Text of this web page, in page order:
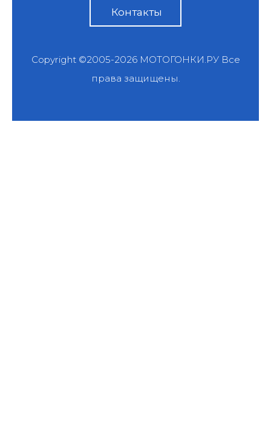
Контакты
Copyright ©2005-2026 МОТОГОНКИ.РУВсе
права защищены.